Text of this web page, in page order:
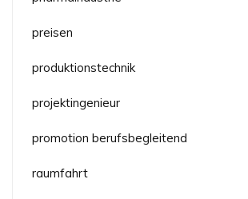
preisen
produktionstechnik
projektingenieur
promotion berufsbegleitend
raumfahrt